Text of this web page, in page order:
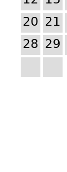
20 21
28 29